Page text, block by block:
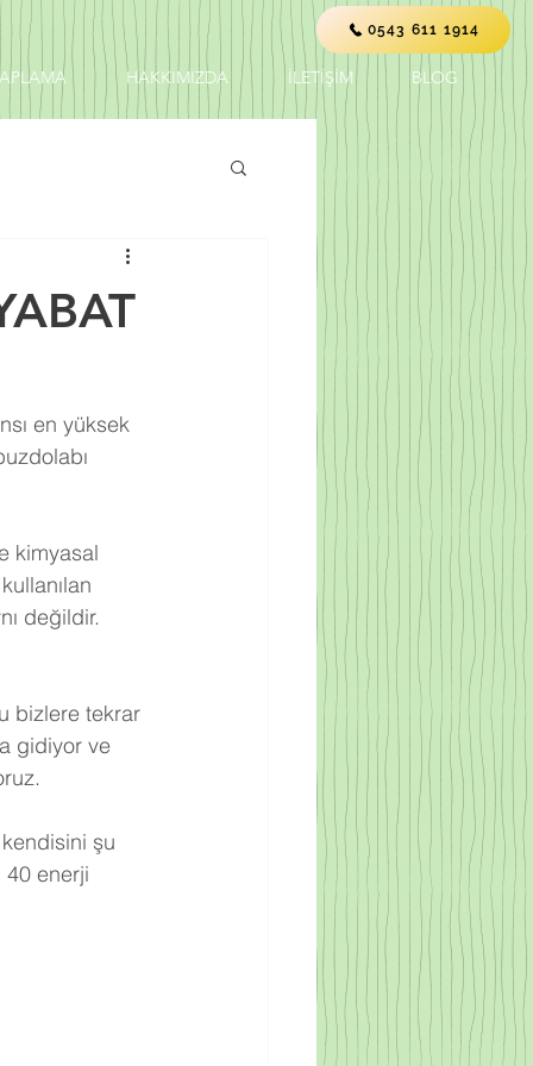
HAKKIMIZDA İLETİŞİM BLOG
0543 611 1914
en yüksek
kimyasal
değildir.
bizlere tekrar
gidiyor ve
kendisini şu
40 enerji